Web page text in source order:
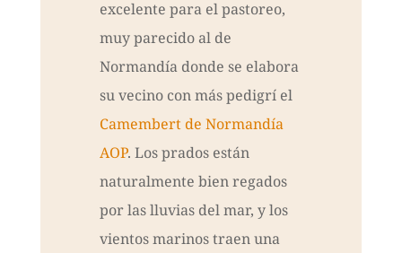
excelente para el pastoreo,
muy parecido al de
Normandía donde se elabora
su vecino con más pedigrí el
Camembert de Normandía
AOP. Los prados están
naturalmente bien regados
por las lluvias del mar, y los
vientos marinos traen una